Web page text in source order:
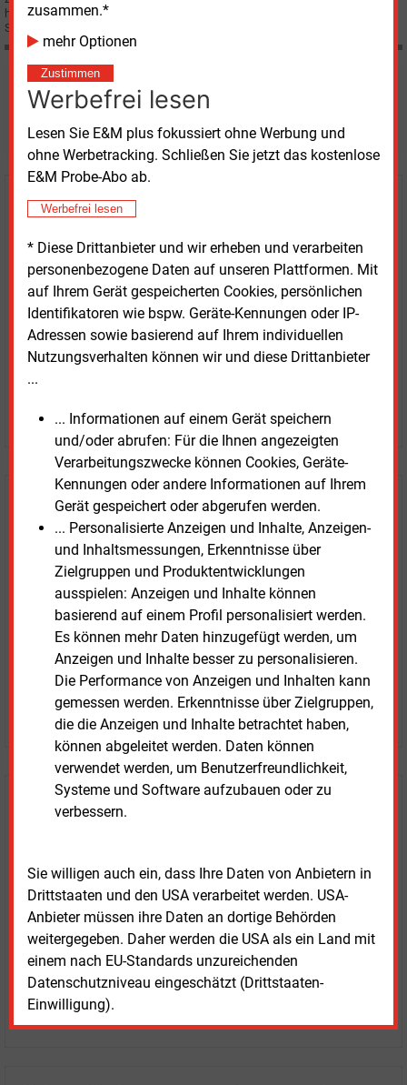
zusammen.*
mehr Optionen
Zustimmen
Werbefrei lesen
Lesen Sie E&M plus fokussiert ohne Werbung und
ohne Werbetracking. Schließen Sie jetzt das kostenlose
E&M Probe-Abo ab.
Werbefrei lesen
* Diese Drittanbieter und wir erheben und verarbeiten
personenbezogene Daten auf unseren Plattformen. Mit
auf Ihrem Gerät gespeicherten Cookies, persönlichen
Identifikatoren wie bspw. Geräte-Kennungen oder IP-
Adressen sowie basierend auf Ihrem individuellen
Nutzungsverhalten können wir und diese Drittanbieter
...
... Informationen auf einem Gerät speichern
und/oder abrufen: Für die Ihnen angezeigten
Verarbeitungszwecke können Cookies, Geräte-
Kennungen oder andere Informationen auf Ihrem
Gerät gespeichert oder abgerufen werden.
... Personalisierte Anzeigen und Inhalte, Anzeigen-
und Inhaltsmessungen, Erkenntnisse über
Zielgruppen und Produktentwicklungen
ausspielen: Anzeigen und Inhalte können
basierend auf einem Profil personalisiert werden.
Es können mehr Daten hinzugefügt werden, um
Anzeigen und Inhalte besser zu personalisieren.
Die Performance von Anzeigen und Inhalten kann
gemessen werden. Erkenntnisse über Zielgruppen,
die die Anzeigen und Inhalte betrachtet haben,
können abgeleitet werden. Daten können
verwendet werden, um Benutzerfreundlichkeit,
Systeme und Software aufzubauen oder zu
verbessern.
Sie willigen auch ein, dass Ihre Daten von Anbietern in
Drittstaaten und den USA verarbeitet werden. USA-
Anbieter müssen ihre Daten an dortige Behörden
weitergegeben. Daher werden die USA als ein Land mit
einem nach EU-Standards unzureichenden
Datenschutzniveau eingeschätzt (Drittstaaten-
Einwilligung).
haben der Deutschen Strom AG (DSA), Hamburg, die Nutzung ihrer
Stromnetze untersagt.
Möchten Sie diese und
weitere Nachrichten lesen?
Kaufen Sie den Artikel
erhalten Sie sofort diesen redaktionellen Beitrag für
nur €2.98
JETZT ARTIKEL KAUFEN
Testen SieE&M
kostenlos und
unverbindlich
Zwei Wochen kostenfreier Zugang
Zugang auf stündlich aktualisierte Nachrichten mit
Prognose- und Marktdaten
+ einmal täglich E&M daily
+ zwei Ausgaben der Zeitung E&M
ohne automatische Verlängerung
JETZT KOSTENLOS TESTEN
Login für Kunden
LOGIN